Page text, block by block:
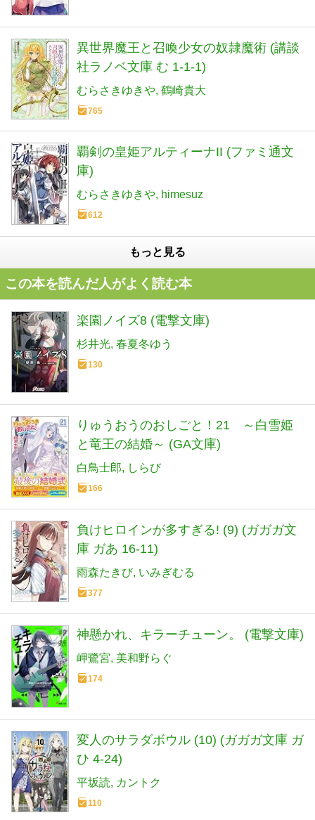
異世界魔王と召喚少女の奴隷魔術 (講談
社ラノベ文庫 む 1-1-1)
むらさきゆきや 鶴崎貴大
765
覇剣の皇姫アルティーナII (ファミ通文
庫)
むらさきゆきや himesuz
612
もっと見る
この本を読んだ人がよく読む本
楽園ノイズ8 (電撃文庫)
杉井光 春夏冬ゆう
130
りゅうおうのおしごと！21 ～白雪姫
と竜王の結婚～ (GA文庫)
白鳥士郎 しらび
166
負けヒロインが多すぎる! (9) (ガガガ文
庫 ガあ 16-11)
雨森たきび いみぎむる
377
神懸かれ、キラーチューン。 (電撃文庫)
岬鷺宮 美和野らぐ
174
変人のサラダボウル (10) (ガガガ文庫 ガ
ひ 4-24)
平坂読 カントク
110